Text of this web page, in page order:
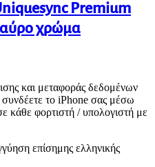
Premium
χρώμα
και μεταφοράς δεδομένων
συνδέετε το iPhone σας μέσω
κάθε φορτιστή / υπολογιστή με
επίσημης ελληνικής